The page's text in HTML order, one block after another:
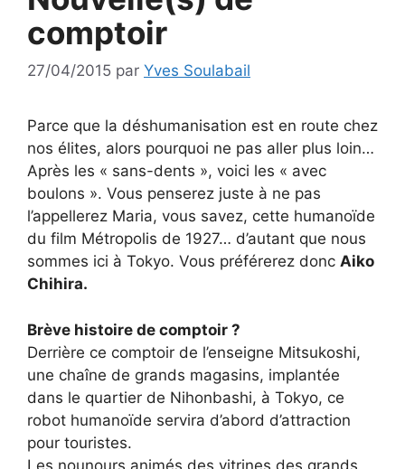
comptoir
27/04/2015 par Yves Soulabail
Parce que la déshumanisation est en route chez
nos élites, alors pourquoi ne pas aller plus loin…
Après les « sans-dents », voici les « avec
boulons ». Vous penserez juste à ne pas
l’appellerez Maria, vous savez, cette humanoïde
du film Métropolis de 1927… d’autant que nous
sommes ici à Tokyo. Vous préférerez donc Aiko
Chihira.
Brève histoire de comptoir ?
Derrière ce comptoir de l’enseigne Mitsukoshi,
une chaîne de grands magasins, implantée
dans le quartier de Nihonbashi, à Tokyo, ce
robot humanoïde servira d’abord d’attraction
pour touristes.
Les nounours animés des vitrines des grands